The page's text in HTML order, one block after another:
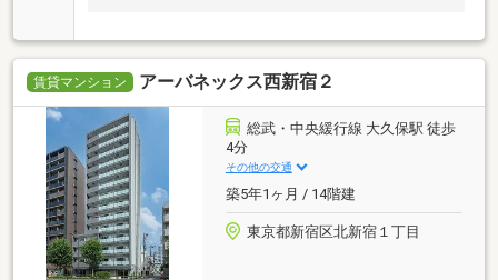
賃貸マンション アーバネックス西新宿２
総武・中央緩行線 大久保駅 徒歩
4分
その他の交通
築5年1ヶ月 / 14階建
東京都新宿区北新宿１丁目